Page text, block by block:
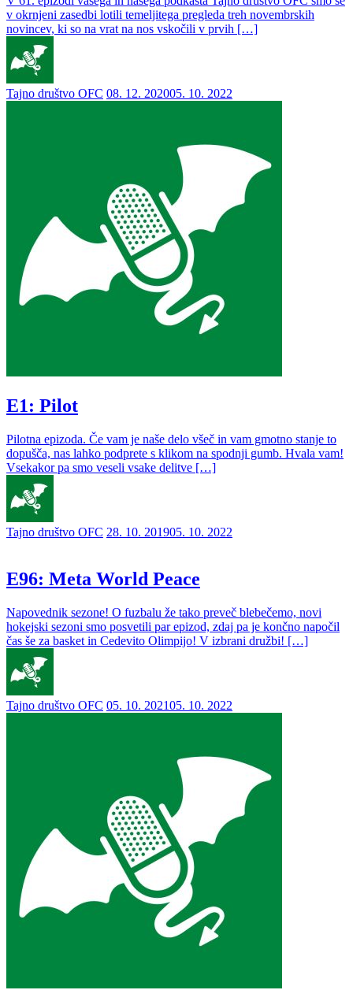
v okrnjeni zasedbi lotili temeljitega pregleda treh novembrskih
novincev, ki so na vrat na nos vskočili v prvih […]
Tajno društvo OFC 08. 12. 202005. 10. 2022
E1: Pilot
Pilotna epizoda. Če vam je naše delo všeč in vam gmotno stanje to
dopušča, nas lahko podprete s klikom na spodnji gumb. Hvala vam!
Vsekakor pa smo veseli vsake delitve […]
Tajno društvo OFC 28. 10. 201905. 10. 2022
E96: Meta World Peace
Napovednik sezone! O fuzbalu že tako preveč blebečemo, novi
hokejski sezoni smo posvetili par epizod, zdaj pa je končno napočil
čas še za basket in Cedevito Olimpijo! V izbrani družbi! […]
Tajno društvo OFC 05. 10. 202105. 10. 2022